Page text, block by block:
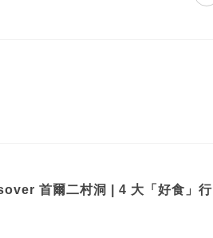
首爾二村洞 | 4 大「好食」行